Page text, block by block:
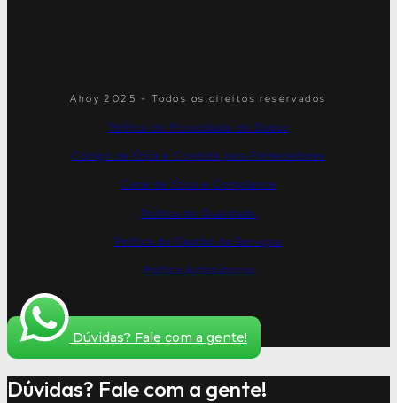
Ahoy 2025 - Todos os direitos reservados
Política de Privacidade de Dados
Código de Ética e Conduta para Fornecedores
Canal de Ética e Compliance
Política de Qualidade
Política de Gestão de Serviços
Política Antissuborno
Dúvidas? Fale com a gente!
Dúvidas? Fale com a gente!